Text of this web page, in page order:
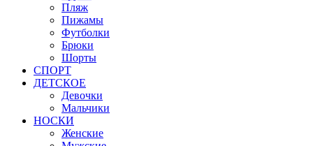
Пляж
Пижамы
Футболки
Брюки
Шорты
СПОРТ
ДЕТСКОЕ
Девочки
Мальчики
НОСКИ
Женские